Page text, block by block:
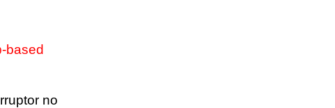
based
no